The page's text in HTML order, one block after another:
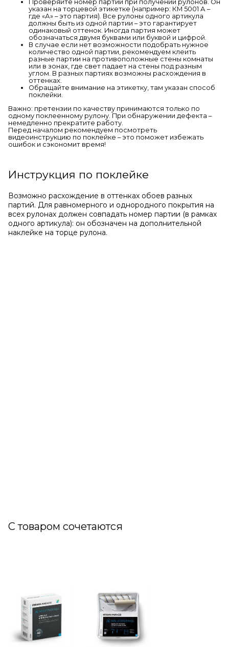
Проверяйте номер партии при получении рулонов. Он
указан на торцевой этикетке (например: КМ 5001 А –
где «А» – это партия). Все рулоны одного артикула
должны быть из одной партии – это гарантирует
одинаковый оттенок. Иногда партия может
обозначаться двумя буквами или буквой и цифрой.
В случае если нет возможности подобрать нужное
количество одной партии, рекомендуем клеить
разные партии на противоположные стены комнаты
или в зонах, где свет падает на стены под разным
углом. В разных партиях возможны расхождения в
оттенках.
Обращайте внимание на этикетку, там указан способ
поклейки.
Важно: претензии по качеству принимаются только по
одному поклеенному рулону. При обнаружении дефекта –
немедленно прекратите работу.
Перед началом рекомендуем посмотреть
видеоинструкцию по поклейке – это поможет избежать
ошибок и сэкономит время!
Инструкция по поклейке
Возможно расхождение в оттенках обоев разных
партий. Для равномерного и однородного покрытия на
всех рулонах должен совпадать номер партии (в рамках
одного артикула): он обозначен на дополнительной
наклейке на торце рулона.
С товаром сочетаются